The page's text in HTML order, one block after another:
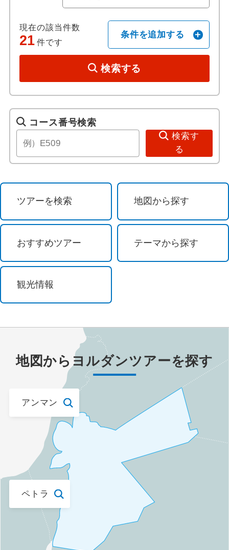
現在の該当件数
21 件です
条件を追加する
検索する
歴史 / 文化
世界遺産
歴史
美術館・博物館
寺社・札所めぐり
音楽・コンサート
イルミネーション
花 / 自然
登山・ハイキング
オーロラ観賞
島めぐり
ビーチ・リゾート
避暑地
スポーツ体験 / 観戦
スポーツ観戦
ゴルフ
コース番号検索
検索す
る
ツアーを検索 地図から探す
おすすめツアー テーマから探す
観光情報
地図から ヨルダンツアーを探す
アンマン
ペトラ